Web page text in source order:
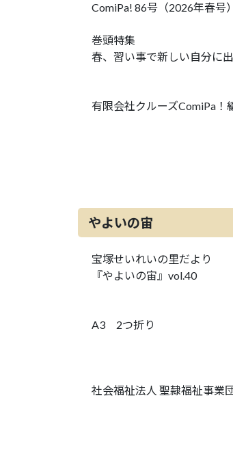
ComiPa! 86号（2026年春号）
巻頭特集
春、習い事で新しい自分に
有限会社クルーズComiPa！
やよいの宙
宝塚せいれいの里だより
『やよいの宙』vol.40
A3 2つ折り
社会福祉法人 聖隷福祉事業